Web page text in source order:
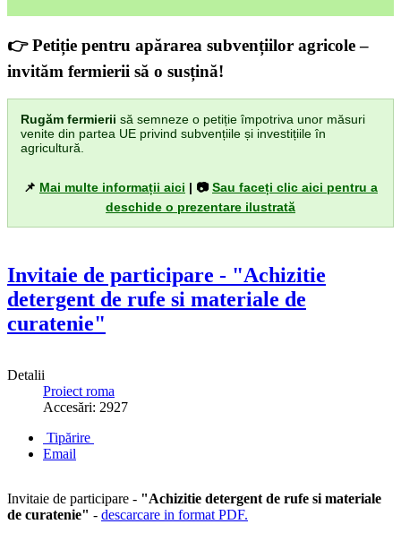
👉 Petiție pentru apărarea subvențiilor agricole –
invităm fermierii să o susțină!
Rugăm fermierii să semneze o petiție împotriva unor măsuri
venite din partea UE privind subvențiile și investițiile în
agricultură.
📌 Mai multe informații aici | 📷Sau faceți clic aici pentru a
deschide o prezentare ilustrată
Invitaie de participare - "Achizitie
detergent de rufe si materiale de
curatenie"
Detalii
Proiect roma
Accesări: 2927
Tipărire
Email
Invitaie de participare - "Achizitie detergent de rufe si materiale
de curatenie" - descarcare in format PDF.